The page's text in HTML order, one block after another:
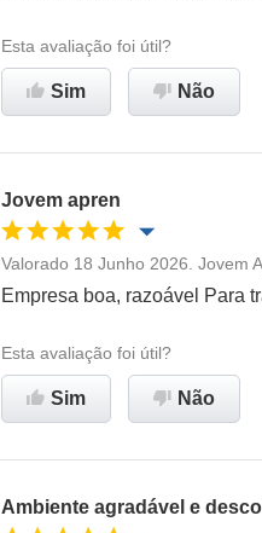
Recomenda esta empresa
Esta avaliação foi útil?
Sim Não
Jovem apren
Oportunidade de promoção
Ambiente de trabalho
Recomenda esta empresa
Valorado 18 Junho 2026. Jovem
Empresa boa, razoável Para
Esta avaliação foi útil?
Sim Não
Ambiente agradável e